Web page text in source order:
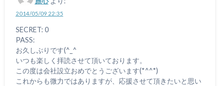
2014/05/09 22:35
SECRET: 0
PASS:
お久しぶりです(^_^ゞ
いつも楽しく拝読させて頂いております。
この度は会社設立おめでとうございます(*^^*)
これからも微力ではありますが、応援させて頂きたいと思い